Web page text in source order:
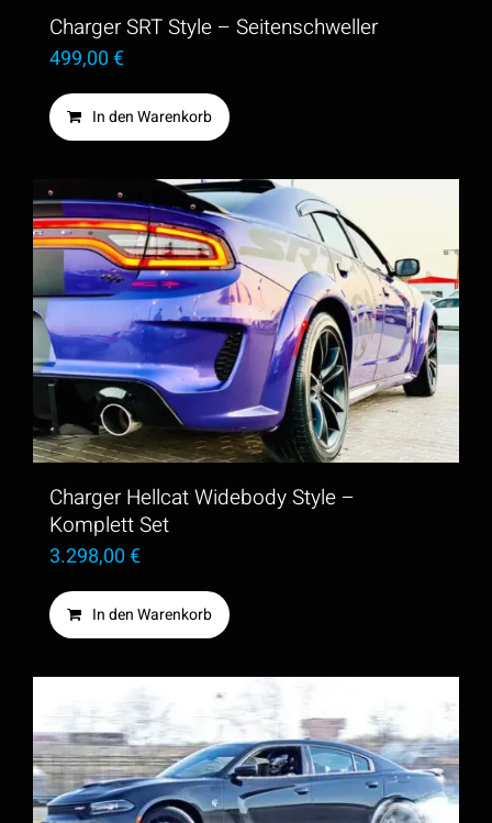
Charger SRT Style – Seitenschweller
499,00€
In den Warenkorb
Charger Hellcat Widebody Style –
Komplett Set
3.298,00€
In den Warenkorb